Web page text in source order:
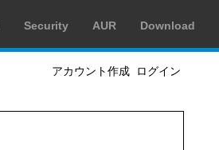
Security AUR Download
アカウント作成 ログイン